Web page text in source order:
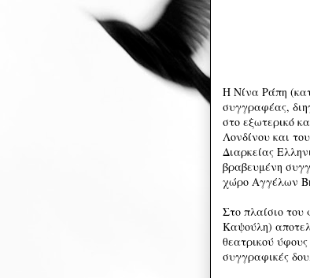
Η Νίνα Ράπη
συγγραφέας,
στο εξωτερικό
Λονδίνου και
Διαρκείας
βραβευμένη
χώρο Αγγέλων
Στο πλαίσιο
Καψούλη)
θεατρικού
συγγραφικές